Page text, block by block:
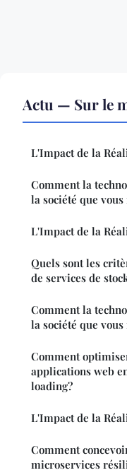
Actu — Sur le
L'Impact de la
Comment la
la société que
L'Impact de la
Quels sont les
de services de
Comment la
la société que
Comment
applications web
loading?
L'Impact de la
Comment
microservices